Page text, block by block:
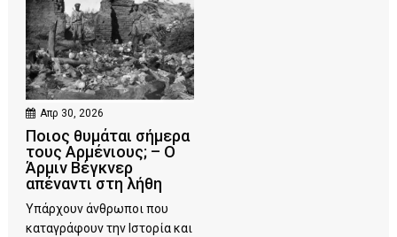
Απρ 30, 2026
Ποιος θυμάται σήμερα
τους Αρμένιους; – Ο
Άρμιν Βέγκνερ
απέναντι στη λήθη
Υπάρχουν άνθρωποι που
καταγράφουν την Ιστορία και